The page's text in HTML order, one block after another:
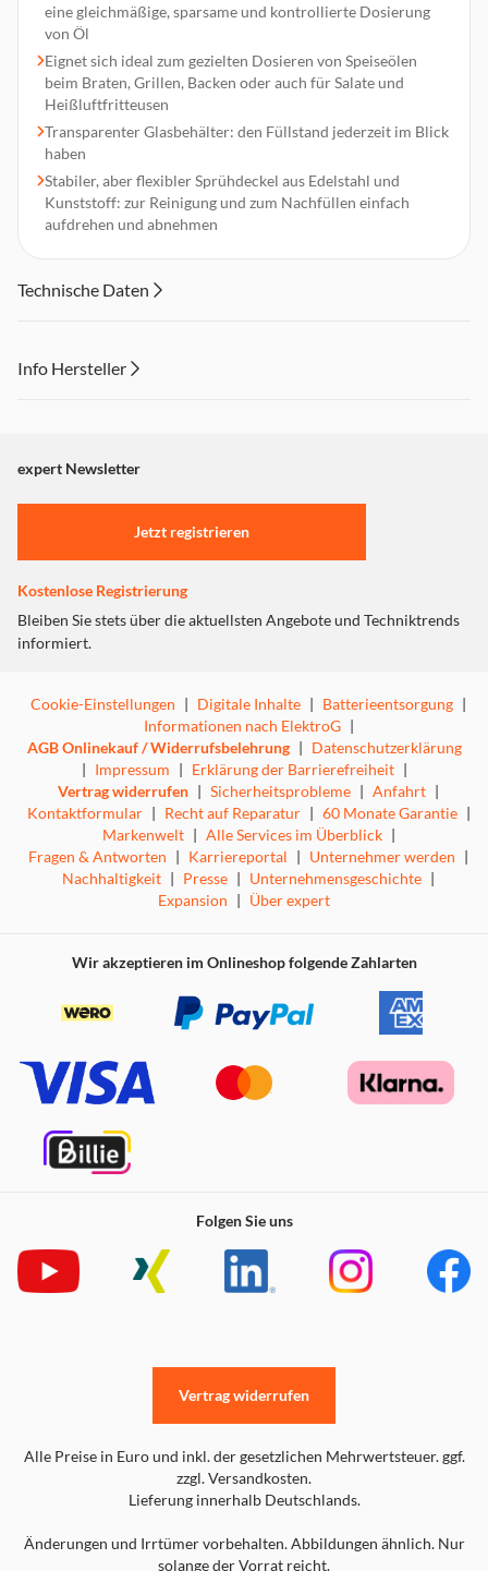
eine gleichmäßige, sparsame und kontrollierte Dosierung
von Öl
Eignet sich ideal zum gezielten Dosieren von Speiseölen
beim Braten, Grillen, Backen oder auch für Salate und
Heißluftfritteusen
Transparenter Glasbehälter: den Füllstand jederzeit im Blick
haben
Stabiler, aber flexibler Sprühdeckel aus Edelstahl und
Kunststoff: zur Reinigung und zum Nachfüllen einfach
aufdrehen und abnehmen
Technische Daten
Info Hersteller
"Marketing".
Einstellungen anpassen
expert Newsletter
Jetzt registrieren
Kostenlose Registrierung
Bleiben Sie stets über die aktuellsten Angebote und Techniktrends
informiert.
Cookie-Einstellungen | Digitale Inhalte | Batterieentsorgung |
Informationen nach ElektroG |
AGB Onlinekauf / Widerrufsbelehrung | Datenschutzerklärung
| Impressum | Erklärung der Barrierefreiheit |
Vertrag widerrufen | Sicherheitsprobleme | Anfahrt |
Kontaktformular | Recht auf Reparatur | 60 Monate Garantie |
Markenwelt | Alle Services im Überblick |
Fragen & Antworten | Karriereportal | Unternehmer werden |
Nachhaltigkeit | Presse | Unternehmensgeschichte |
Expansion | Über expert
Wir akzeptieren im Onlineshop folgende Zahlarten
Folgen Sie uns
Alle Preise in Euro und inkl. der gesetzlichen Mehrwertsteuer. ggf.
zzgl. Versandkosten.
Lieferung innerhalb Deutschlands.
Änderungen und Irrtümer vorbehalten. Abbildungen ähnlich. Nur
solange der Vorrat reicht.
Vertrag widerrufen